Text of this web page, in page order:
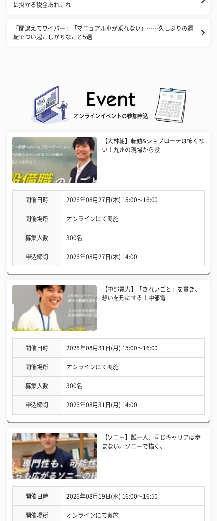
に掛かる税金あれこれ
​「間違えてワイパー」「マニュアル車が乗れない」……久しぶりの運
転でつい起こしがちなこと5選
オンラインイベントの参加申込
【大林組】転勤&ジョブローテは怖くな
い！九州の現場から設
開催日時 2026年08月27日(木) 15:00〜16:00
開催場所 オンラインにて実施
募集人数 300名
申込締切 2026年08月27日(木) 14:00
【中部電力】「きれいごと」を貫き、
想いを形にする！中部電
開催日時 2026年08月31日(月) 15:00〜16:00
開催場所 オンラインにて実施
募集人数 300名
申込締切 2026年08月31日(月) 14:00
【ソニー】誰一人、同じキャリアは歩
まない。ソニーで描く、
開催日時 2026年08月19日(水) 16:00〜16:50
開催場所 オンラインにて実施